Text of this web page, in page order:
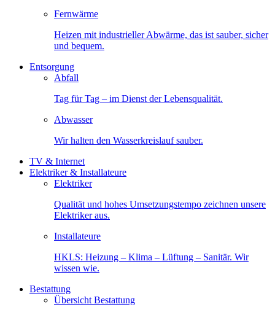
Fernwärme
Heizen mit industrieller Abwärme, das ist sauber, sicher
und bequem.
Entsorgung
Abfall
Tag für Tag – im Dienst der Lebensqualität.
Abwasser
Wir halten den Wasserkreislauf sauber.
TV & Internet
Elektriker & Installateure
Elektriker
Qualität und hohes Umsetzungstempo zeichnen unsere
Elektriker aus.
Installateure
HKLS: Heizung – Klima – Lüftung – Sanitär. Wir
wissen wie.
Bestattung
Übersicht Bestattung